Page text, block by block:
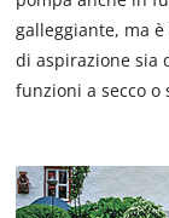
galleggiante, ma
di aspirazione sia
funzioni a secco o